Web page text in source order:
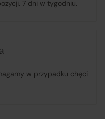
7 dni w tygodniu.
w przypadku chęci
dokumentację
w języku polskim;